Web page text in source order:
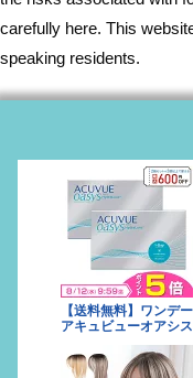
carefully here. This
speaking residents.